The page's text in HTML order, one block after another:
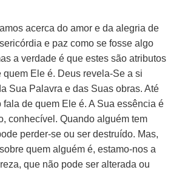
acerca do amor e da alegria de
e paz como se fosse algo
a verdade é que estes são atributos
quem Ele é. Deus revela-Se a si
Sua Palavra e das Suas obras. Até
fala de quem Ele é. A Sua essência é
conhecível. Quando alguém tem
perder-se ou ser destruído. Mas,
quem alguém é, estamo-nos a
que não pode ser alterada ou